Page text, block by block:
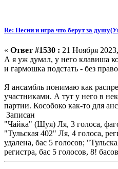
Re: Песни и игра что берут за
« Ответ #1530 : 21 Ноября
А я уж думал, у него клавиша
и гармошка подстать - без
Я ансамбль понимаю как
участниками. А тут у него в
партии. Кособоко как-то для
Записан
"Чайка" (Шуя) Ля, 3 голоса,
"Тульская 402" Ля, 4 голоса,
удалена, бас 5 голосов;
регистра, бас 5 голосов, 8!